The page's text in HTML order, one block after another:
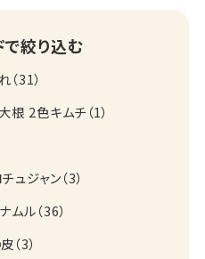
絞り込む
（31）
根 2色キムチ （1）
ュジャン（3）
ナムル（36）
（3）